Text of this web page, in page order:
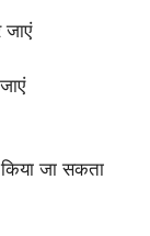
किया जा सकता